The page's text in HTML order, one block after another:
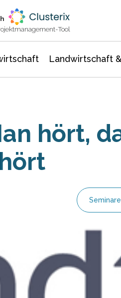
Tool
Landwirtschaft
hört,